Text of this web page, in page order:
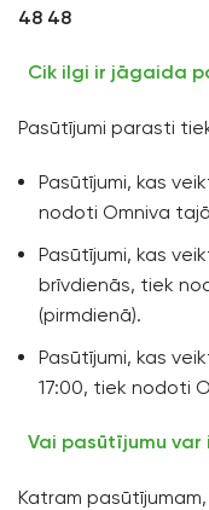
48 48
Cik ilgi ir jāgaida
Pasūtījumi parasti
Pasūtījumi, kas
nodoti Omniva
Pasūtījumi, kas
brīvdienās, tiek
(pirmdienā).
Pasūtījumi, kas
17:00, tiek nodoti
Vai pasūtījumu var
Katram